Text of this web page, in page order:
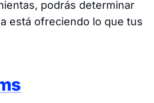
podrás determinar
está ofreciendo lo que tus